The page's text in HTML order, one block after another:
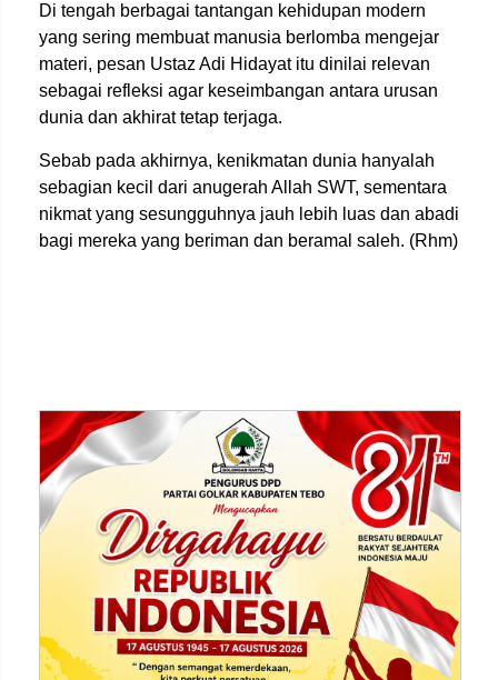
Di tengah berbagai tantangan kehidupan modern
yang sering membuat manusia berlomba mengejar
materi, pesan Ustaz Adi Hidayat itu dinilai relevan
sebagai refleksi agar keseimbangan antara urusan
dunia dan akhirat tetap terjaga.
Sebab pada akhirnya, kenikmatan dunia hanyalah
sebagian kecil dari anugerah Allah SWT, sementara
nikmat yang sesungguhnya jauh lebih luas dan abadi
bagi mereka yang beriman dan beramal saleh. (Rhm)